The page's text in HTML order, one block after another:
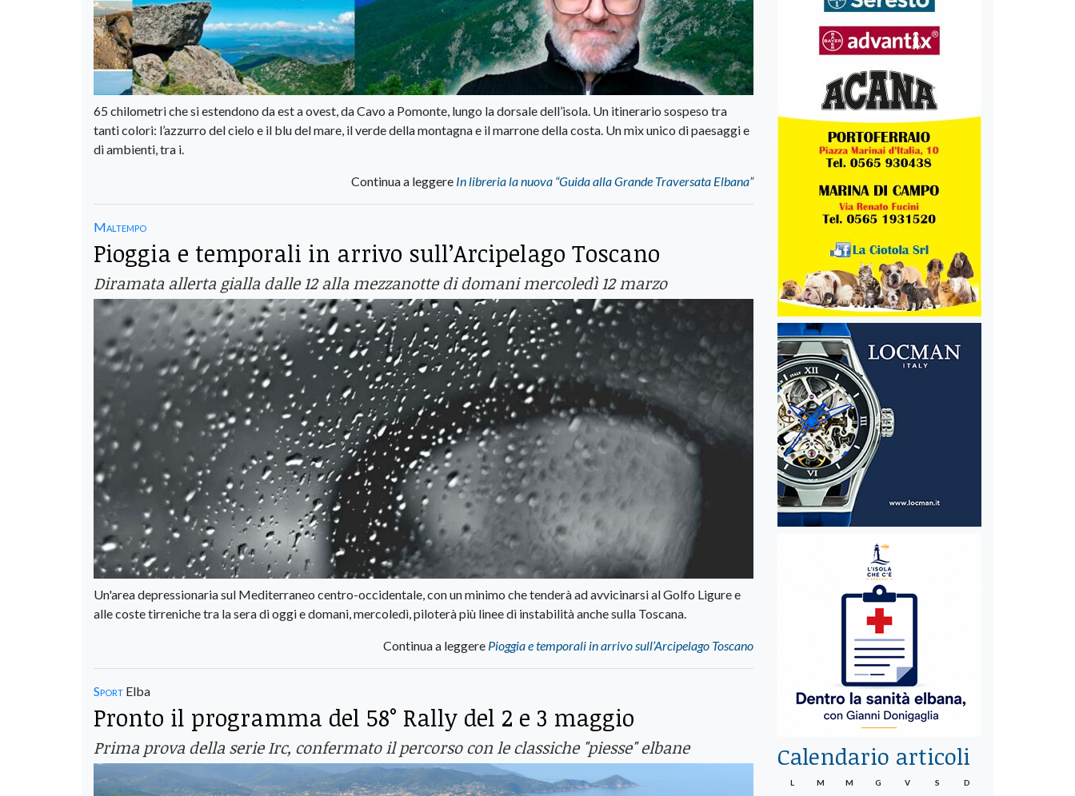
65 chilometri che si estendono da est a ovest, da Cavo a Pomonte, lungo la dorsale dell’isola. Un itinerario sospeso tra
tanti colori: l’azzurro del cielo e il blu del mare, il verde della montagna e il marrone della costa. Un mix unico di paesaggi e
di ambienti, tra i.
Continua a leggere In libreria la nuova “Guida alla Grande Traversata Elbana”
Maltempo
Pioggia e temporali in arrivo sull’Arcipelago Toscano
Diramata allerta gialla dalle 12 alla mezzanotte di domani mercoledì 12 marzo
Un'area depressionaria sul Mediterraneo centro-occidentale, con un minimo che tenderà ad avvicinarsi al Golfo Ligure e
alle coste tirreniche tra la sera di oggi e domani, mercoledì, piloterà più linee dì instabilità anche sulla Toscana.
Continua a leggere Pioggia e temporali in arrivo sull’Arcipelago Toscano
Sport Elba
Pronto il programma del 58° Rally del 2 e 3 maggio
Prima prova della serie Irc, confermato il percorso con le classiche "piesse" elbane Calendario articoli
L M M G V S D